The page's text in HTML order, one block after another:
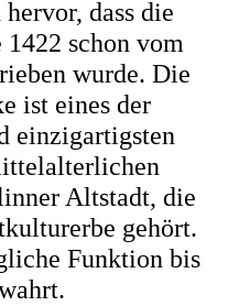
dass die
schon vom
wurde. Die
ist eines der
einzigartigsten
Altstadt, die
gehört.
Funktion bis